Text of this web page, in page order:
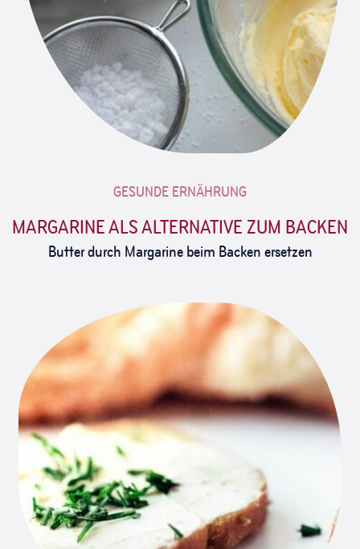
GESUNDE ERNÄHRUNG
MARGARINE ALS ALTERNATIVE ZUM BACKEN
Butter durch Margarine beim Backen ersetzen